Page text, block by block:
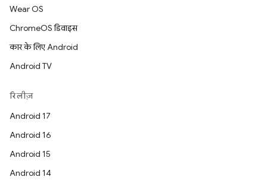
Wear OS
ChromeOS डिवाइस
कार के लिए Android
Android TV
रिलीज़
Android 17
Android 16
Android 15
Android 14